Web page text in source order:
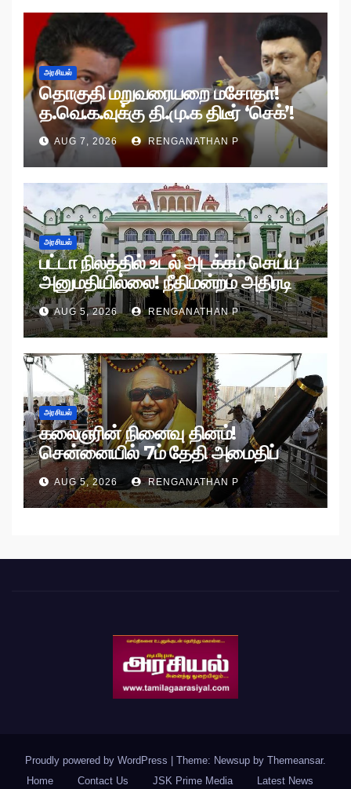
அரசியல்
தொகுதி மறுவரையறை மசோதா!
த.வெ.க.வுக்கு தி.மு.க திடீர் ‘செக்’!
AUG 7, 2026 RENGANATHAN P
அரசியல்
பட்டா நிலத்தில் உடல் அடக்கம் செய்ய
அனுமதியில்லை! நீதிமன்றம் அதிரடி
உத்தரவு!
AUG 5, 2026 RENGANATHAN P
அரசியல்
கலைஞரின் நினைவு தினம்!
சென்னையில் 7ம் தேதி அமைதிப்
பேரணி!
AUG 5, 2026 RENGANATHAN P
Proudly powered by WordPress Theme: Newsup by Themeansar.
Home
Contact Us JSK Prime Media Latest News